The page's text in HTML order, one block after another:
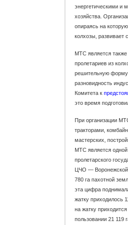
энергетическими и
хозяйства.
опираясь на
колхозы, развивает
МТС является также
пролетариев из
решительную форму
разновидность
Комитета к
это время
При организации
тракторами,
мастерских,
МТС является
пролетарского
ЦЧО —
780 га пахотной
эта цифра
жатку приходилось
на жатку
пользовании 21 119